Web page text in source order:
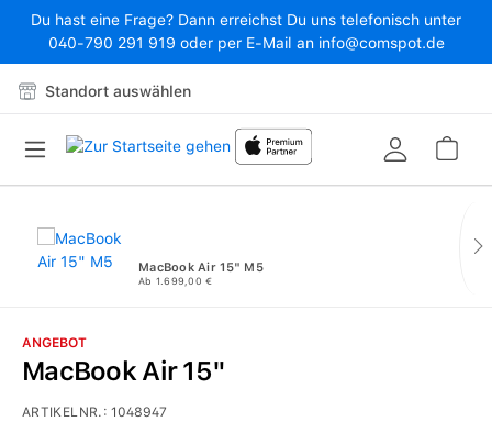
Zum Hauptinhalt springen
Du hast eine Frage? Dann erreichst Du uns telefonisch unter
040-790 291 919 oder per E-Mail an info@comspot.de
Standort auswählen
MacBook Air 15" M5
Ab 1.699,00 €
ANGEBOT
MacBook Air 15"
ARTIKELNR.:1048947